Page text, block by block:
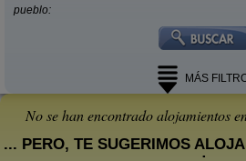
pueblo:
MÁS
No se han encontrado alojamientos
... PERO, TE SUGERIMOS